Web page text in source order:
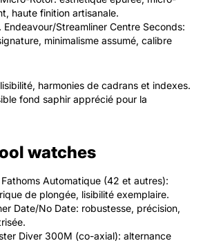
haute finition artisanale.
Endeavour/Streamliner Centre Seconds:
minimalisme assumé, calibre
harmonies de cadrans et indexes.
fond saphir apprécié pour la
watches
Automatique (42 et autres):
de plongée, lisibilité exemplaire.
Date/No Date: robustesse, précision,
Diver 300M (co-axial): alternance